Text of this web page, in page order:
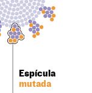
Espícula
mutada